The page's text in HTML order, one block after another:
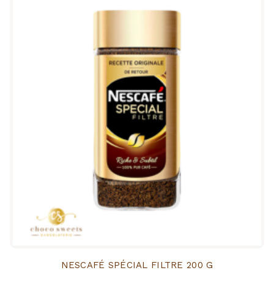
NESCAFÉ SPÉCIAL FILTRE 200 G